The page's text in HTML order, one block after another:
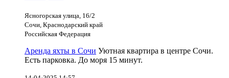
Ясногорская улица, 16/2
Сочи, Краснодарский край
Российская Федерация
Аренда яхты в Сочи Уютная квартира в центре Сочи.
Есть парковка. До моря 15 минут.